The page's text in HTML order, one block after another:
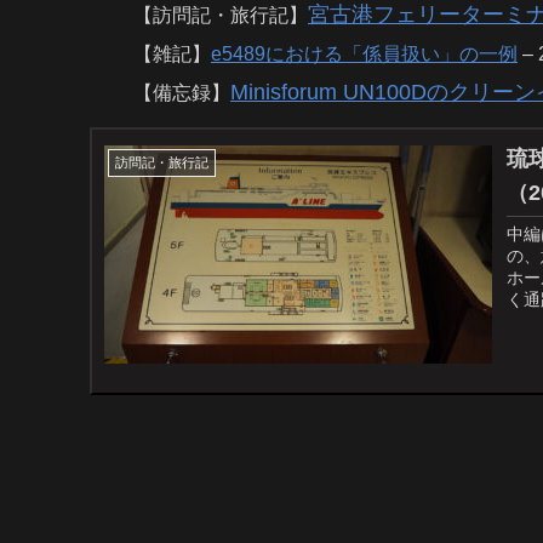
【訪問記・旅行記】 宮古港フェリーター
【雑記】 e5489における「係員扱い」の一例 –
【備忘録】 Minisforum UN100Dのクリーン
訪問記・旅行記
琉
中
の
ホ
く